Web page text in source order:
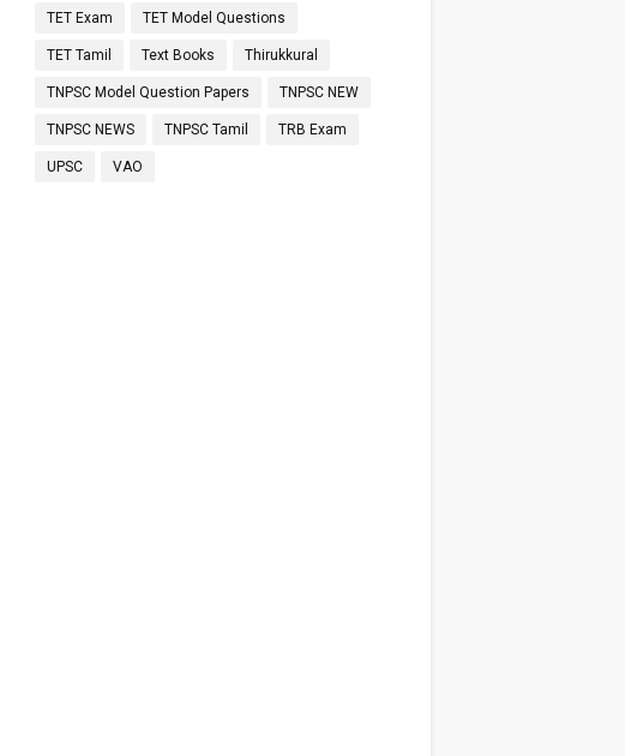
TET Exam TET Model Questions
TET Tamil Text Books Thirukkural
TNPSC Model Question Papers TNPSC NEW
TNPSC NEWS TNPSC Tamil TRB Exam
UPSC VAO